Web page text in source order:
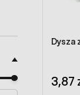
Dysza
3,87